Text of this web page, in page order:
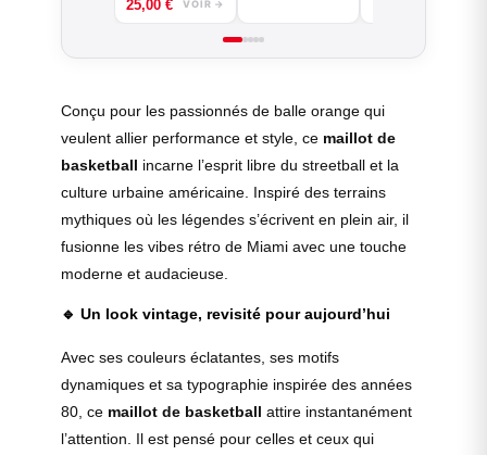
25,00 € VOIR →
Conçu pour les passionnés de balle orange qui
veulent allier performance et style, ce maillot de
basketball incarne l’esprit libre du streetball et la
culture urbaine américaine. Inspiré des terrains
mythiques où les légendes s’écrivent en plein air, il
fusionne les vibes rétro de Miami avec une touche
moderne et audacieuse.
🔹 Un look vintage, revisité pour aujourd’hui
Avec ses couleurs éclatantes, ses motifs
dynamiques et sa typographie inspirée des années
80, ce maillot de basketball attire instantanément
l’attention. Il est pensé pour celles et ceux qui